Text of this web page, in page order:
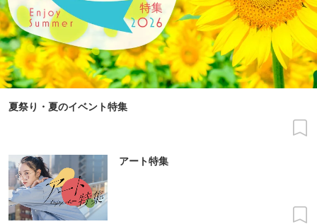
夏祭り・夏のイベント特集
アート特集